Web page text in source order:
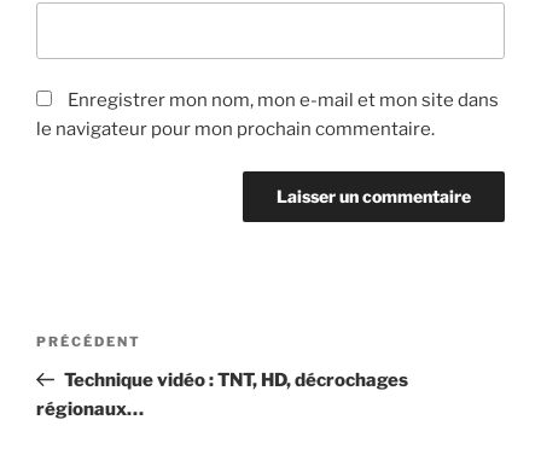
Enregistrer mon nom, mon e-mail et mon site dans
le navigateur pour mon prochain commentaire.
Navigation
l’article
Article
précédent
PRÉCÉDENT
Technique vidéo : TNT, HD, décrochages
régionaux…